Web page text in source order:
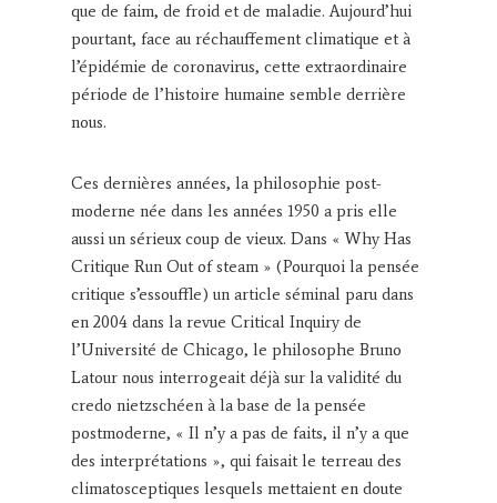
que de faim, de froid et de maladie. Aujourd’hui
pourtant, face au réchauffement climatique et à
l’épidémie de coronavirus, cette extraordinaire
période de l’histoire humaine semble derrière
nous.
Ces dernières années, la philosophie post-
moderne née dans les années 1950 a pris elle
aussi un sérieux coup de vieux. Dans « Why Has
Critique Run Out of steam » (Pourquoi la pensée
critique s’essouffle) un article séminal paru dans
en 2004 dans la revue Critical Inquiry de
l’Université de Chicago, le philosophe Bruno
Latour nous interrogeait déjà sur la validité du
credo nietzschéen à la base de la pensée
postmoderne, « Il n’y a pas de faits, il n’y a que
des interprétations », qui faisait le terreau des
climatosceptiques lesquels mettaient en doute